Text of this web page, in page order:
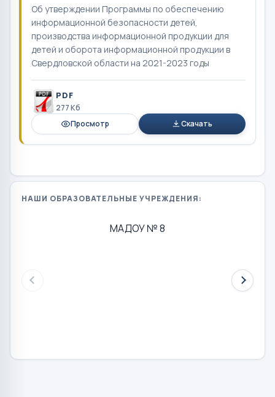
Об утверждении Программы по обеспечению
информационной безопасности детей,
производства информационной продукции для
детей и оборота информационной продукции в
Свердловской области на 2021-2023 годы
PDF
277 Кб
Просмотр
Скачать
НАШИ ОБРАЗОВАТЕЛЬНЫЕ УЧРЕЖДЕНИЯ:
МАДОУ № 8